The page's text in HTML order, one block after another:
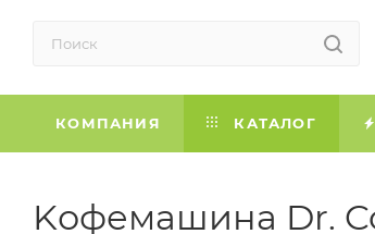
КОМПАНИЯ КАТАЛОГ
Kофемашина Dr.